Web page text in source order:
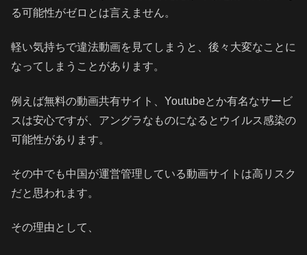
る可能性がゼロとは言えません。
軽い気持ちで違法動画を見てしまうと、後々大変なことに
なってしまうことがあります。
例えば無料の動画共有サイト、Youtubeとか有名なサービ
スは安心ですが、アングラなものになるとウイルス感染の
可能性があります。
その中でも中国が運営管理している動画サイトは高リスク
だと思われます。
その理由として、